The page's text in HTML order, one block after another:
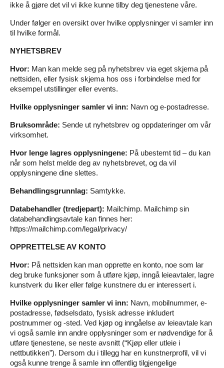
ikke å gjøre det vil vi ikke kunne tilby deg tjenestene våre.
Under følger en oversikt over hvilke opplysninger vi samler inn
til hvilke formål.
NYHETSBREV
Hvor: Man kan melde seg på nyhetsbrev via eget skjema på
nettsiden, eller fysisk skjema hos oss i forbindelse med for
eksempel utstillinger eller events.
Hvilke opplysninger samler vi inn: Navn og e-postadresse.
Bruksområde: Sende ut nyhetsbrev og oppdateringer om vår
virksomhet.
Hvor lenge lagres opplysningene: På ubestemt tid – du kan
når som helst melde deg av nyhetsbrevet, og da vil
opplysningene dine slettes.
Behandlingsgrunnlag: Samtykke.
Databehandler (tredjepart): Mailchimp. Mailchimp sin
databehandlingsavtale kan finnes her:
https://mailchimp.com/legal/privacy/
OPPRETTELSE AV KONTO
Hvor: På nettsiden kan man opprette en konto, noe som lar
deg bruke funksjoner som å utføre kjøp, inngå leieavtaler, lagre
kunstverk du liker eller følge kunstnere du er interessert i.
Hvilke opplysninger samler vi inn: Navn, mobilnummer, e-
postadresse, fødselsdato, fysisk adresse inkludert
postnummer og -sted. Ved kjøp og inngåelse av leieavtale kan
vi også samle inn andre opplysninger som er nødvendige for å
utføre tjenestene, se neste avsnitt (“Kjøp eller utleie i
nettbutikken”). Dersom du i tillegg har en kunstnerprofil, vil vi
også kunne trenge å samle inn offentlig tilgjengelige